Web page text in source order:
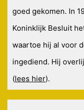
goed gekomen. In
Koninklijk Besluit
waartoe hij al voor
ingediend. Hij
(lees hier).